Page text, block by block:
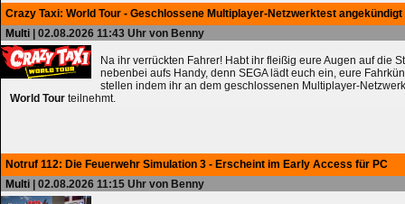
Crazy Taxi: World Tour - Geschlossene Multiplayer-Netzwerktest angekündigt
Multi | 02.08.2026 11:43 Uhr von Benny
Na ihr verrückten Fahrer! Habt ihr fleißig eure Augen auf die
nebenbei aufs Handy, denn SEGA lädt euch ein, eure
stellen indem ihr an dem geschlossenen Multiplayer-
World Tour teilnehmt.
Notruf 112: Die Feuerwehr Simulation 3 - Erscheint im Early Access für PC
Multi | 02.08.2026 11:15 Uhr von Benny